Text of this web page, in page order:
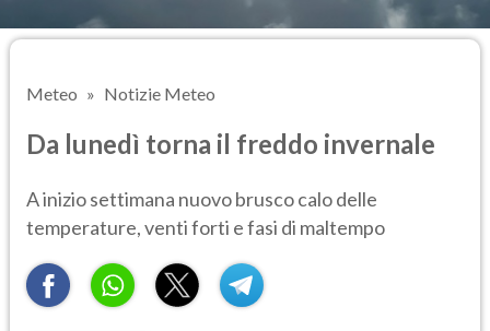
Meteo Notizie Meteo
Da lunedì torna il freddo invernale
A inizio settimana nuovo brusco calo delle
temperature, venti forti e fasi di maltempo